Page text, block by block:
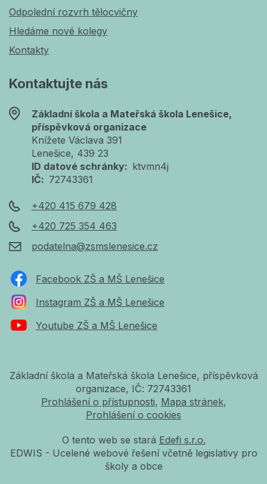
Odpolední rozvrh tělocvičny
Hledáme nové kolegy
Kontakty
Kontaktujte nás
Základní škola a Mateřská škola Lenešice,
příspěvková organizace
Knížete Václava 391
Lenešice, 439 23
ID datové schránky
ktvmn4j
IČ
72743361
+420 415 679 428
+420 725 354 463
podatelna@zsmslenesice.cz
Facebook ZŠ a MŠ Lenešice
Instagram ZŠ a MŠ Lenešice
Youtube ZŠ a MŠ Lenešice
Základní škola a Mateřská škola Lenešice, příspěvková
organizace, IČ: 72743361
Prohlášení o přístupnosti Mapa stránek
Prohlášení o cookies
O tento web se stará Edefi s.r.o.
EDWIS - Ucelené webové řešení včetně legislativy pro
školy a obce